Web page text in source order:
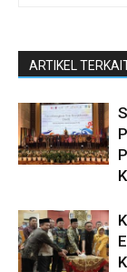
ARTIKEL